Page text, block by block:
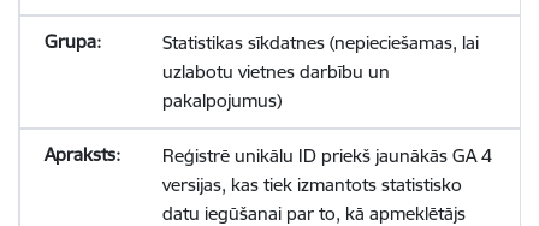
Statistikas sīkdatnes (nepieciešamas, lai
uzlabotu vietnes darbību un
pakalpojumus)
Reģistrē unikālu ID priekš jaunākās GA 4
versijas, kas tiek izmantots statistisko
datu iegūšanai par to, kā apmeklētājs